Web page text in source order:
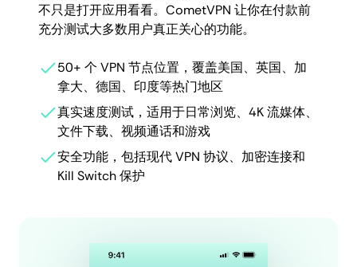
不只是打开应用看看。CometVPN 让你在付款前
充分测试大多数用户真正关心的功能。
50+ 个 VPN 节点位置，覆盖美国、英国、加
拿大、德国、印度等热门地区
真实速度测试，适用于日常浏览、4K 流媒体、
文件下载、视频通话和游戏
安全功能，包括现代 VPN 协议、加密连接和
Kill Switch 保护